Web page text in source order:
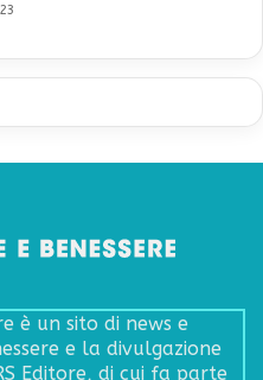
è un sito di news e
e la divulgazione
Editore, di cui fa parte